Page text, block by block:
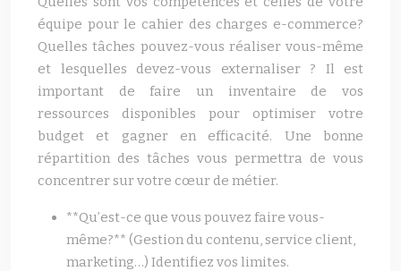
équipe pour le cahier des charges e-commerce?
Quelles tâches pouvez-vous réaliser vous-même
et lesquelles devez-vous externaliser ? Il est
important de faire un inventaire de vos
ressources disponibles pour optimiser votre
budget et gagner en efficacité. Une bonne
répartition des tâches vous permettra de vous
concentrer sur votre cœur de métier.
**Qu’est-ce que vous pouvez faire vous-
même?** (Gestion du contenu, service client,
marketing…) Identifiez vos limites.